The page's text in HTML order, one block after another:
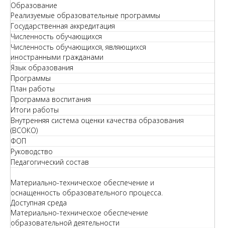
Образование
Реализуемые образовательные программы
Государственная аккредитация
Численность обучающихся
Численность обучающихся, являющихся
иностранными гражданами
Язык образования
Программы
План работы
Программа воспитания
Итоги работы
Внутренняя система оценки качества образования
(ВСОКО)
ФОП
Руководство
Педагогический состав
Материально-техническое обеспечение и
оснащенность образовательного процесса.
Доступная среда
Материально-техническое обеспечение
образовательной деятельности